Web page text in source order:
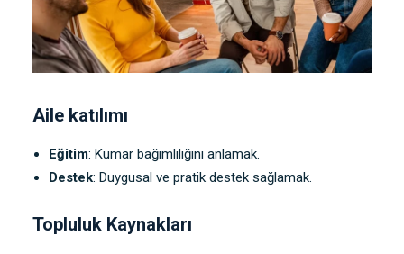
Aile katılımı
Eğitim: Kumar bağımlılığını anlamak.
Destek: Duygusal ve pratik destek sağlamak.
Topluluk Kaynakları